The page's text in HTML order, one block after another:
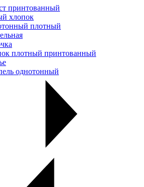
принтованный
хлопок
плотный
плотный принтованный
однотонный